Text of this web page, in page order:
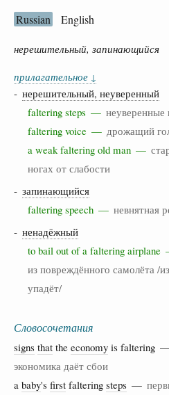
Russian English
нерешительный, запинающийся
прилагательное ↓
- нерешительный, неуверенный
faltering steps — неуверенные
faltering voice — дрожащий
a weak faltering old man —
ногах от слабости
- запинающийся
faltering speech — невнятная
- ненадёжный
to bail out of a faltering
из повреждённого самолёта /
упадёт/
Словосочетания
signs that the economy is faltering
экономика даёт сбои
a baby's first faltering steps —